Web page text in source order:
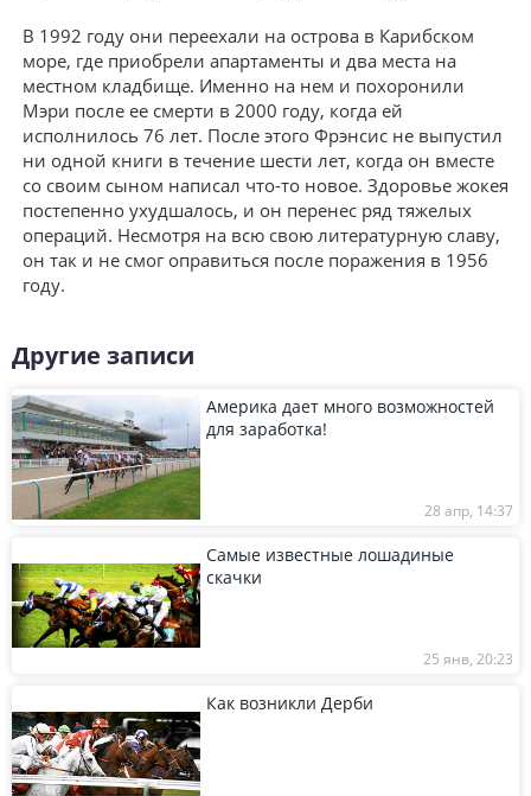
В 1992 году они переехали на острова в Карибском
море, где приобрели апартаменты и два места на
местном кладбище. Именно на нем и похоронили
Мэри после ее смерти в 2000 году, когда ей
исполнилось 76 лет. После этого Фрэнсис не выпустил
ни одной книги в течение шести лет, когда он вместе
со своим сыном написал что-то новое. Здоровье жокея
постепенно ухудшалось, и он перенес ряд тяжелых
операций. Несмотря на всю свою литературную славу,
он так и не смог оправиться после поражения в 1956
году.
Другие записи
Америка дает много возможностей
для заработка!
28 апр, 14:37
Самые известные лошадиные
скачки
25 янв, 20:23
Как возникли Дерби